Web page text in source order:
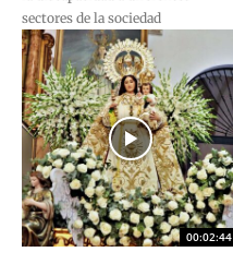
sectores de la sociedad
00:02:44